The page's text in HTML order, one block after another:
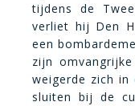
tijdens de
verliet hij Den
een
zijn
weigerde zich in
sluiten bij de